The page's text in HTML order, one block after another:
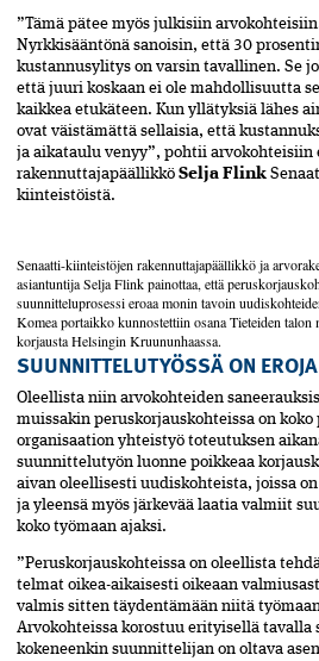
”Tämä pätee myös julkisiin
Nyrkkisääntönä sanoisin, että 30
kustannusylitys on varsin tavallinen. Se
että juuri koskaan ei ole mahdollisuutta
kaikkea etukäteen. Kun yllätyksiä lähes
ovat väistämättä sellaisia, että
ja aikataulu venyy”, pohtii arvokohteisiin
rakennuttajapäällikkö Selja Flink
kiinteistöistä.
Senaatti-kiinteistöjen rakennuttajapäällikkö ja
asiantuntija Selja Flink painottaa, että
suunnitteluprosessi eroaa monin tavoin
Komea portaikko kunnostettiin osana Tieteiden talon
korjausta Helsingin Kruunun­haassa.
SUUNNITTELUTYÖSSÄ ON EROJA
Oleellista niin arvokohteiden
muissakin peruskorjauskohteissa on
organisaation yhteistyö toteutuksen
suunnittelutyön luonne poikkeaa
aivan oleellisesti uudiskohteista, joissa
ja yleensä myös järkevää laatia valmiit
koko työmaan ajaksi.
”Peruskorjauskohteissa on oleellista
telmat oikea-aikaisesti oikeaan
valmis sitten täydentämään niitä
Arvokohteissa korostuu erityisellä tavalla
kokeneenkin suunnittelijan on oltava